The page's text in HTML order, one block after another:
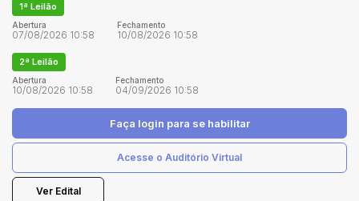
Bairro
Judiciais
Faixa de valor
1ª Leilão
Abertura
07/08/2026 10:58
Fechamento
10/08/2026 10:58
2ª Leilão
Abertura
10/08/2026 10:58
Fechamento
04/09/2026 10:58
Faça login para se habilitar
Acesse o Auditório Virtual
Ver Edital